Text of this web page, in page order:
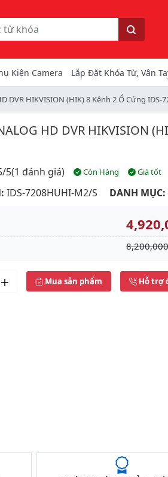
Tìm kiếm
Kiện Camera Lắp Đặt Khóa Từ, Vân
DVR HIKVISION (HIK) 8 Kênh 2 Ổ Cứng IDS-
HD DVR HIKVISION
đánh giá
5(1 đánh giá) Còn Hàng Giá tốt
IDS-7208HUHI-M2/S DANH MỤC:
Mua sản phẩm Hỗ trợ